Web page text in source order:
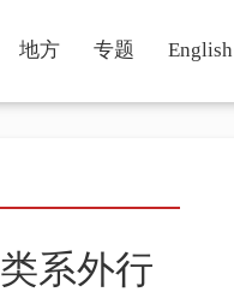
地方 专题 English
系外行